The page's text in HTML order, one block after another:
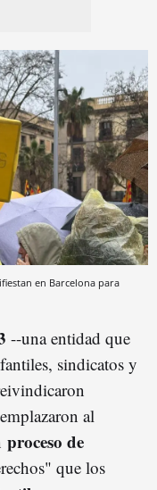
en Barcelona para
--una entidad que
sindicatos y
al
proceso de
que los